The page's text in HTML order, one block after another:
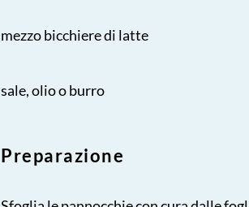
mezzo bicchiere di latte
sale, olio o burro
Preparazione